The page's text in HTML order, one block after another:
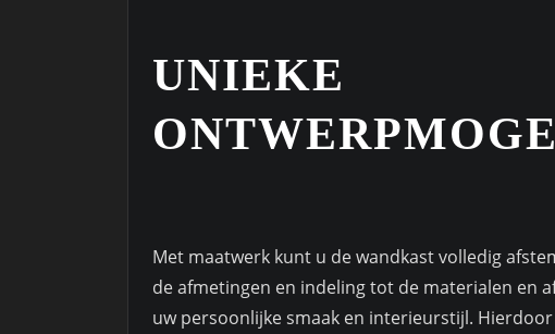
UNIEKE
Met maatwerk kunt u de wandkast volledig
de afmetingen en indeling tot de materialen en
uw persoonlijke smaak en interieurstijl.